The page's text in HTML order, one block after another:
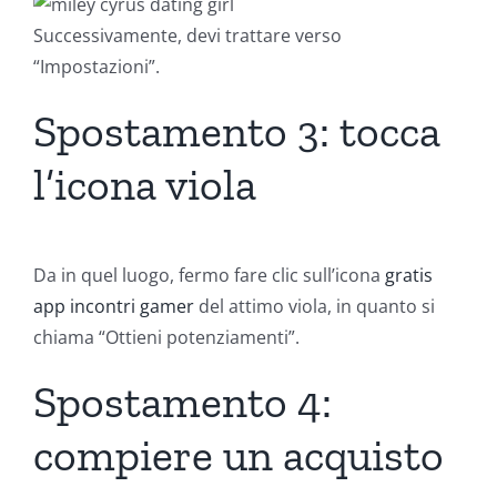
Successivamente, devi trattare verso
“Impostazioni”.
Spostamento 3: tocca
l’icona viola
Da in quel luogo, fermo fare clic sull’icona gratis
app incontri gamer del attimo viola, in quanto si
chiama “Ottieni potenziamenti”.
Spostamento 4:
compiere un acquisto